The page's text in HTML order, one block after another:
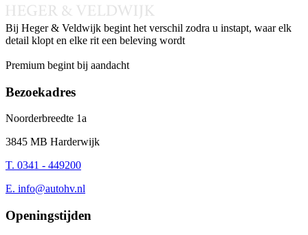
Bij Heger & Veldwijk begint het verschil zodra u instapt, waar elk
detail klopt en elke rit een beleving wordt
Premium begint bij aandacht
Bezoekadres
Noorderbreedte 1a
3845 MB Harderwijk
T. 0341 - 449200
E. info@autohv.nl
Openingstijden